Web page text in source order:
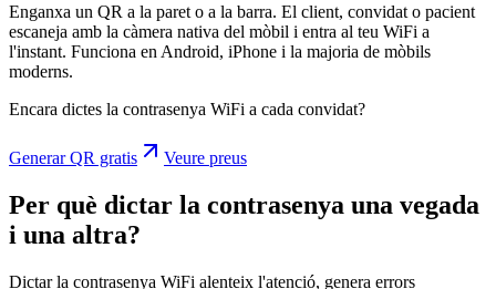
Enganxa un QR a la paret o a la barra. El client, convidat o pacient
escaneja amb la càmera nativa del mòbil i entra al teu WiFi a
l'instant. Funciona en Android, iPhone i la majoria de mòbils
moderns.
Encara dictes la contrasenya WiFi a cada convidat?
Generar QR gratis Veure preus
Per què dictar la contrasenya una vegada
i una altra?
Dictar la contrasenya WiFi alenteix l'atenció, genera errors